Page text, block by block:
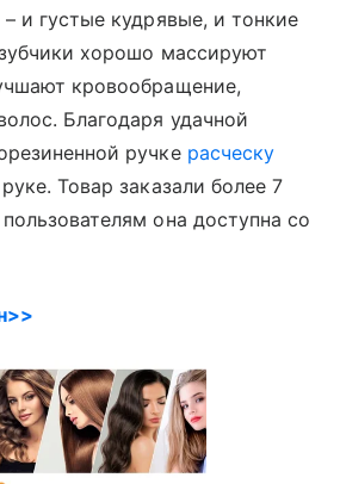
и густые кудрявые, и тонкие
хорошо массируют
кровообращение,
Благодаря удачной
ручке расческу
Товар заказали более 7
она доступна со